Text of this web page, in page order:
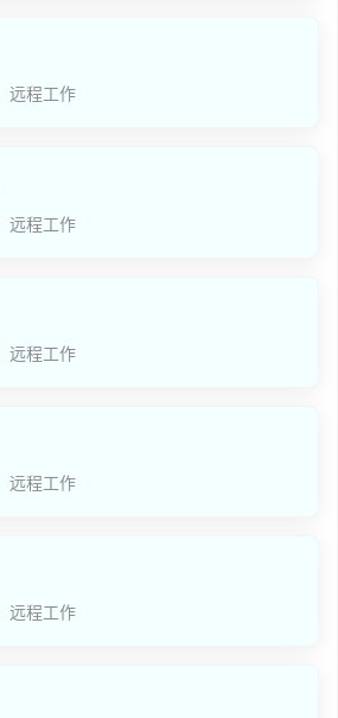
远程工作
远程工作
远程工作
远程工作
远程工作